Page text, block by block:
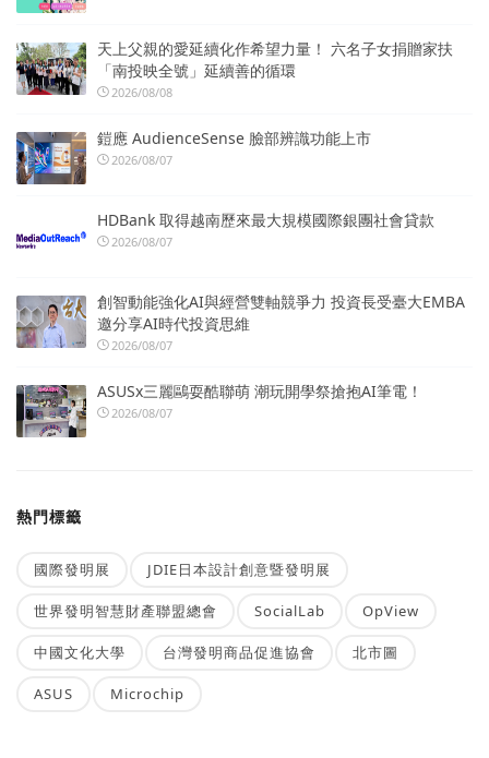
天上父親的愛延續化作希望力量！ 六名子女捐贈家扶
「南投映全號」延續善的循環
2026/08/08
鎧應 AudienceSense 臉部辨識功能上市
2026/08/07
HDBank 取得越南歷來最大規模國際銀團社會貸款
2026/08/07
創智動能強化AI與經營雙軸競爭力 投資長受臺大EMBA
邀分享AI時代投資思維
2026/08/07
ASUSx三麗鷗耍酷聯萌 潮玩開學祭搶抱AI筆電！
2026/08/07
熱門標籤
國際發明展 JDIE日本設計創意暨發明展
世界發明智慧財產聯盟總會 SocialLab OpView
中國文化大學 台灣發明商品促進協會 北市圖
ASUS Microchip